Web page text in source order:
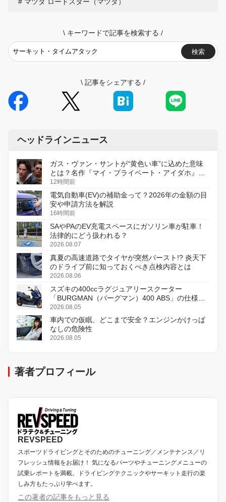
\ キーワードで記事を検索する /
検索
\ 記事をシェアする /
ヘッドラインニュース
ガス・ヴァン・サントが“黄色い車”に込めた意味
とは？名作『マイ・プライベート・アイダホ』が
初のデジタルリマスター版で復活
12時間前
電気自動車(EV)の補助金って？2026年の金額の目
安や申請方法を解説
16時間前
SAやPAのEV充電スペースにガソリン車が駐車！
法律的にどう扱われる？
2026.08.07
真夏の高速道路でタイヤが突然バースト!? 炎天下
のドライブ前に知っておくべき点検内容とは
2026.08.06
スズキの400ccラグジュアリースクーター
「BURGMAN（バーグマン）400 ABS」の仕様を
変更し、8月18日に発売
2026.08.05
車内での仮眠、どこまで安全？エンジンかけっぱ
なしの危険性
2026.08.05
著者プロフィール
REVSPEED
スポーツドライビングとそのためのチューニング／メンテナンス／リ
フレッシュ情報をお届け！ 気になるパーツやチューニングメニューの
試乗レポートを満載。ドライビングテクニックやサーキット走行の楽
しみ方もたっぷり学べます。
この著者の記事をもっと見る